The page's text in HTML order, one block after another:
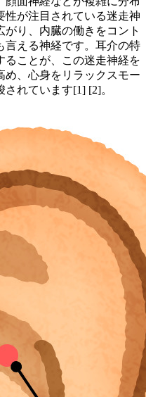
性が注目されている迷走神
り、内臓の働きをコント
言える神経です。耳介の特
ることが、この迷走神経を
め、心身をリラックスモー
れています[1] [2]。